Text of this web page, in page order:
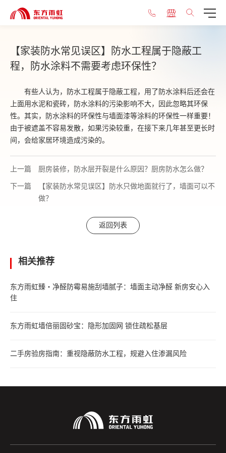
【家装防水常见误区】防水工程属于隐蔽工
程，防水涂料不需要考虑环保性？
有些人认为，防水工程属于隐蔽工程，用了防水涂料后还会在
上面用水泥和瓷砖，防水涂料的污染影响不大，因此忽略其环保
性。其实，防水涂料的环保性与墙面漆等涂料的环保性一样重要！
由于被遮盖不容易发散，如果污染较重，在接下来几年甚至更长时
间，会给家居环境造成污染的。
上一篇 厨房装修，防水层开裂是什么原因？厨房防水怎么做？
下一篇
【家装防水常见误区】防水只做地面就行了，墙面可以不
做？
返回列表
相关推荐
东方雨虹臻・净醛防霉易施刮墙腻子：墙面主动净醛 新房安心入
住
东方雨虹墙倍丽固砂宝：隐形加固网 锁住疏松基层
二手房验房指南：重视隐蔽防水工程，规避入住渗漏风险